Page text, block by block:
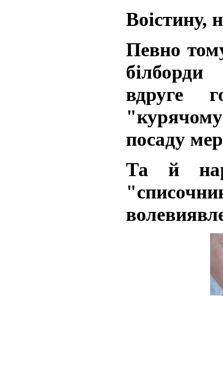
Воістину,
Певно
вдруге
посаду
Та й